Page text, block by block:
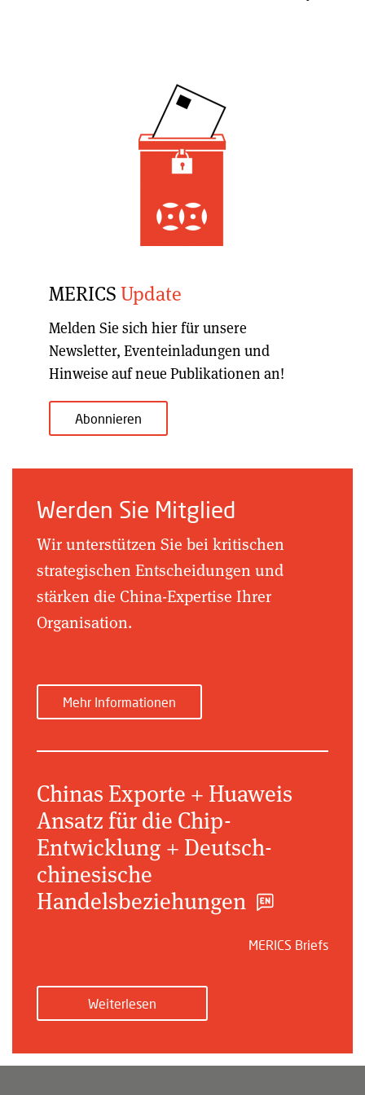
MERICSUpdate
Melden Sie sich hier für unsere
Newsletter, Eventeinladungen und
Hinweise auf neue Publikationen an!
Abonnieren
Werden Sie Mitglied
Wir unterstützen Sie bei kritischen
strategischen Entscheidungen und
stärken die China-Expertise Ihrer
Organisation.
Mehr Informationen
Chinas Exporte + Huaweis
Ansatz für die Chip-
Entwicklung + Deutsch-
chinesische
Handelsbeziehungen
MERICS Briefs
Weiterlesen